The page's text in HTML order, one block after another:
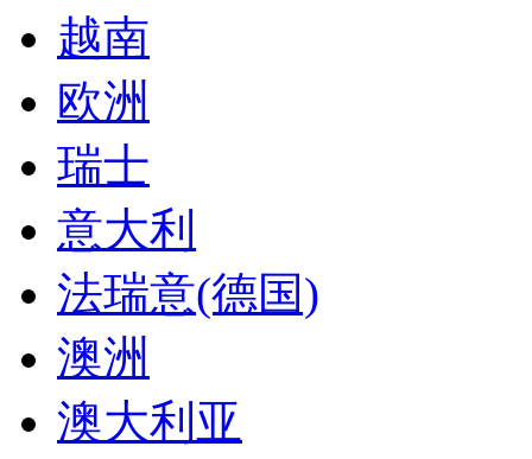
越南
欧洲
瑞士
意大利
法瑞意(德国)
澳洲
澳大利亚